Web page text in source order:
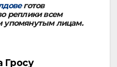
готов
реплики всем
упомянутым лицам.
Гросу